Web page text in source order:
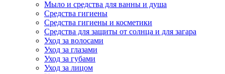
Мыло и средства для ванны и душа
Средства гигиены
Средства гигиены и косметики
Средства для защиты от солнца и для загара
Уход за волосами
Уход за глазами
Уход за губами
Уход за лицом